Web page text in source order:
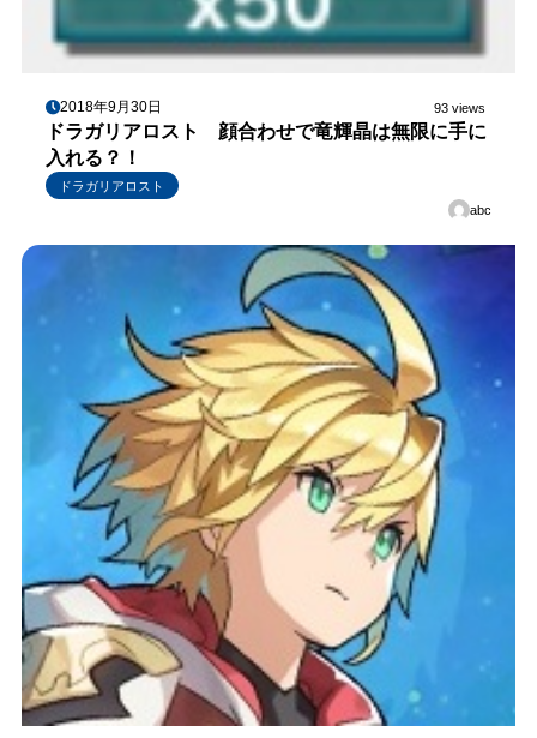
2018年9月30日 93 views
ドラガリアロスト 顔合わせで竜輝晶は無限に手に
入れる？！
ドラガリアロスト
abc